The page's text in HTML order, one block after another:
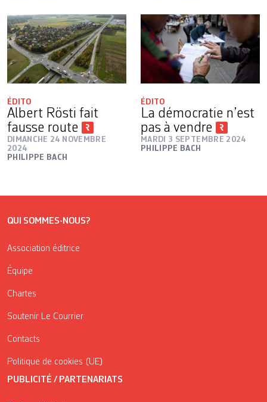
ÉDITO
Albert Rösti fait
fausse route
DIMANCHE 24 NOVEMBRE
2024
PHILIPPE BACH
ÉDITO
La démocratie n’est
pas à vendre
MARDI 3 SEPTEMBRE 2024
PHILIPPE BACH
QUI SOMMES-NOUS?
Association éditrice
Équipe
Chartes
Soutenir Le Courrier
Contacts
Politique de cookies (UE)
PUBLICITÉ / PARTENARIATS